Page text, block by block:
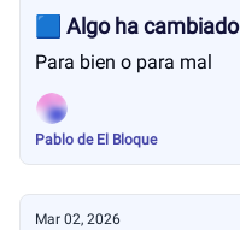
🟦 Algo ha cambiado
Para bien o para mal
Pablo de El Bloque
Mar 02, 2026